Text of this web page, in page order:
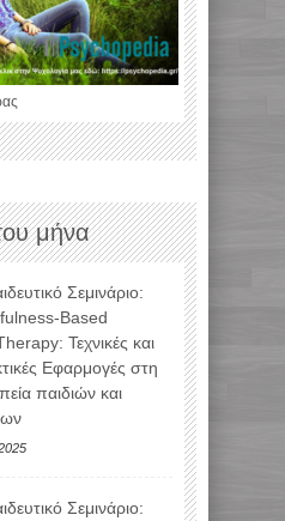
μήνα
Σεμινάριο:
Based
Τεχνικές και
Εφαρμογές στη
παιδιών και
Σεμινάριο: